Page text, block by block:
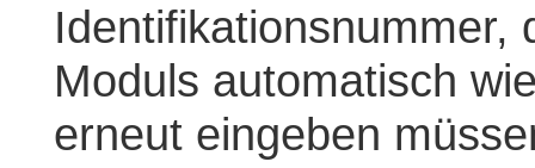
Identifikationsnummer,
Moduls automatisch
erneut eingeben